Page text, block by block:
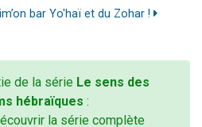
bar Yo'haï et du Zohar !
de la série Le sens des
hébraïques :
la série complète